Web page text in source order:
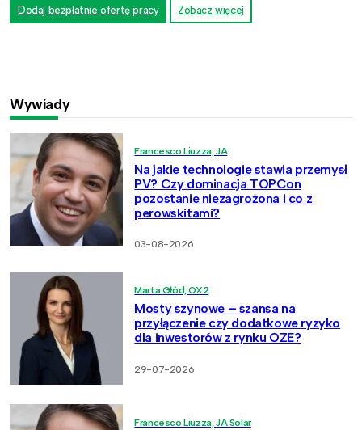
Dodaj bezpłatnie ofertę pracy Zobacz więcej
Wywiady
Francesco Liuzza, JA
Na jakie technologie stawia przemysł
PV? Czy dominacja TOPCon
pozostanie niezagrożona i co z
perowskitami?
03-08-2026
Marta Głód, OX2
Mosty szynowe – szansa na
przyłączenie czy dodatkowe ryzyko
dla inwestorów z rynku OZE?
29-07-2026
Francesco Liuzza, JA Solar